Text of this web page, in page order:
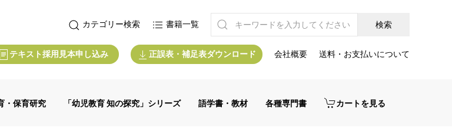
カテゴリー検索 書籍一覧
テキスト採用見本申し込み 正誤表・補足表ダウンロード 会社概要 送料・お支払いについて
・保育研究 「幼児教育 知の探究」シリーズ 語学書・教材 各種専門書 カートを見る